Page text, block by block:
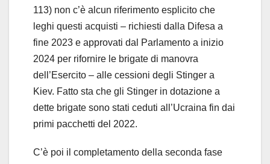
113) non c’è alcun riferimento esplicito che
leghi questi acquisti – richiesti dalla Difesa a
fine 2023 e approvati dal Parlamento a inizio
2024 per rifornire le brigate di manovra
dell’Esercito – alle cessioni degli Stinger a
Kiev. Fatto sta che gli Stinger in dotazione a
dette brigate sono stati ceduti all’Ucraina fin dai
primi pacchetti del 2022.
C’è poi il completamento della seconda fase